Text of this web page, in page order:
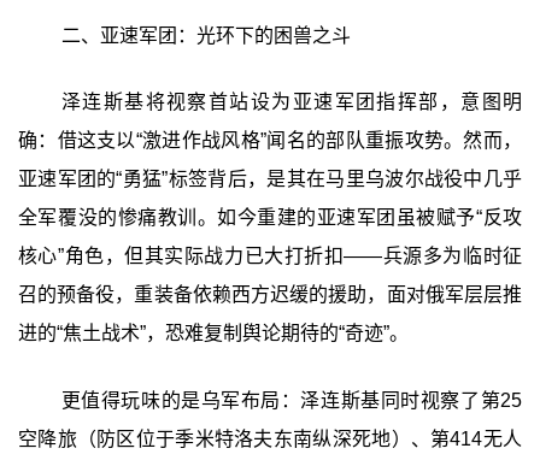
二、亚速军团：光环下的困兽之斗
泽连斯基将视察首站设为亚速军团指挥部，意图明
确：借这支以“激进作战风格”闻名的部队重振攻势。然而，
亚速军团的“勇猛”标签背后，是其在马里乌波尔战役中几乎
全军覆没的惨痛教训。如今重建的亚速军团虽被赋予“反攻
核心”角色，但其实际战力已大打折扣——兵源多为临时征
召的预备役，重装备依赖西方迟缓的援助，面对俄军层层推
进的“焦土战术”，恐难复制舆论期待的“奇迹”。
更值得玩味的是乌军布局：泽连斯基同时视察了第25
空降旅（防区位于季米特洛夫东南纵深死地）、第414无人